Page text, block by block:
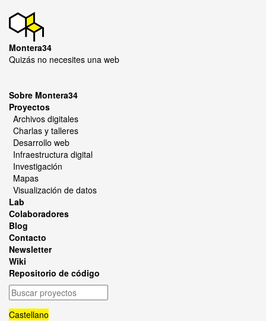
Montera34
Quizás no necesites una web
Sobre Montera34
Proyectos
Archivos digitales
Charlas y talleres
Desarrollo web
Infraestructura digital
Investigación
Mapas
Visualización de datos
Lab
Colaboradores
Blog
Contacto
Newsletter
Wiki
Repositorio de código
Buscar
proyectos
Castellano